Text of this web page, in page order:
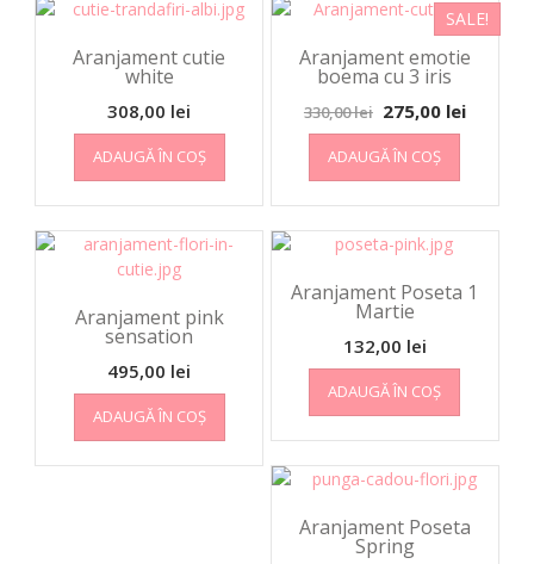
Aranjament cutie
white
308,00 lei
ADAUGĂ ÎN COȘ
SALE!
Aranjament emotie
boema cu 3 iris
330,00lei 275,00 lei
ADAUGĂ ÎN COȘ
Aranjament pink
sensation
495,00 lei
ADAUGĂ ÎN COȘ
Aranjament Poseta 1
Martie
132,00 lei
ADAUGĂ ÎN COȘ
Aranjament Poseta
Spring